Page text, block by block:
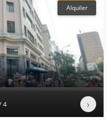
Alquiler
4 ›